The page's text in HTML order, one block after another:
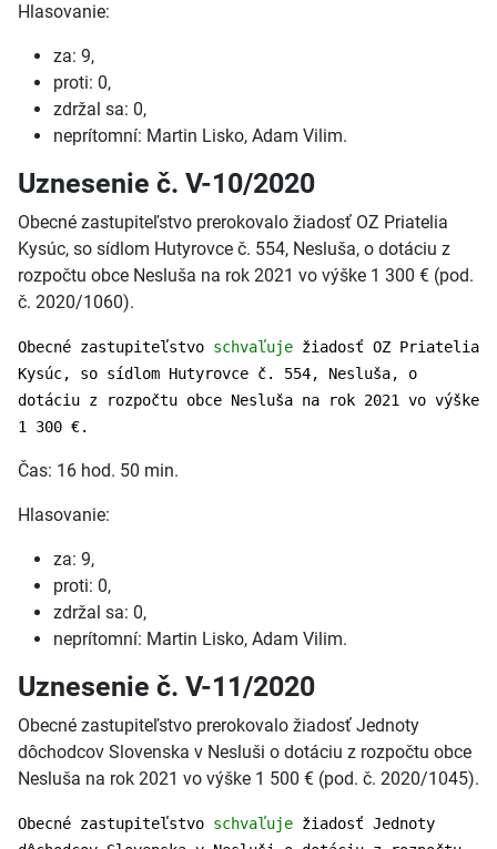
Hlasovanie:
za: 9,
proti: 0,
zdržal sa: 0,
neprítomní: Martin Lisko, Adam Vilim.
Uznesenie č. V-10/2020
Obecné zastupiteľstvo prerokovalo žiadosť OZ Priatelia
Kysúc, so sídlom Hutyrovce č. 554, Nesluša, o dotáciu z
rozpočtu obce Nesluša na rok 2021 vo výške 1 300 € (pod.
č. 2020/1060).
Obecné zastupiteľstvo schvaľuje žiadosť OZ Priatelia
Kysúc, so sídlom Hutyrovce č. 554, Nesluša, o
dotáciu z rozpočtu obce Nesluša na rok 2021 vo výške
1 300 €.
Čas: 16 hod. 50 min.
Hlasovanie:
za: 9,
proti: 0,
zdržal sa: 0,
neprítomní: Martin Lisko, Adam Vilim.
Uznesenie č. V-11/2020
Obecné zastupiteľstvo prerokovalo žiadosť Jednoty
dôchodcov Slovenska v Nesluši o dotáciu z rozpočtu obce
Nesluša na rok 2021 vo výške 1 500 € (pod. č. 2020/1045).
Obecné zastupiteľstvo schvaľuje žiadosť Jednoty